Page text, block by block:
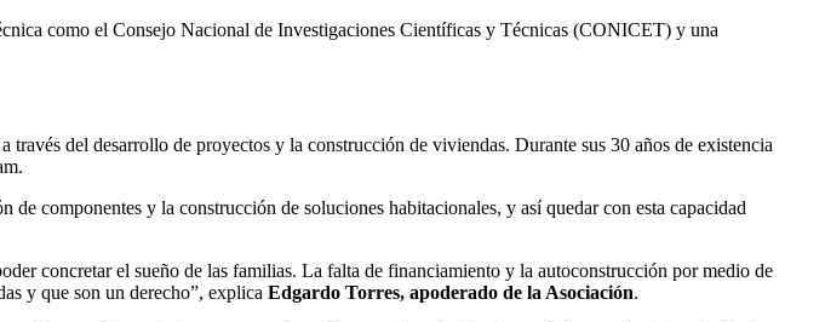
como el Consejo Nacional de Investigaciones Científicas y Técnicas (CONICET) y una
del desarrollo de proyectos y la construcción de viviendas. Durante sus 30 años de existencia
componentes y la construcción de soluciones habitacionales, y así quedar con esta capacidad
concretar el sueño de las familias. La falta de financiamiento y la autoconstrucción por medio de
y que son un derecho”, explica Edgardo Torres, apoderado de la Asociación.